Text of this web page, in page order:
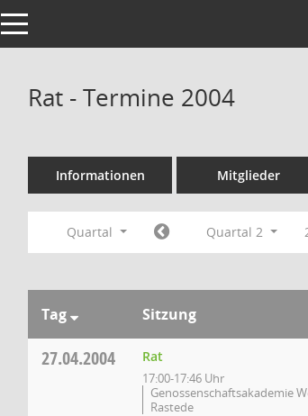
Toggle navigation
Rat - Termine 2004
Informationen Mitglieder
Quartal Quartal 2
Tag Sitzung
27.04.2004 Rat
17:00-17:46 Uhr
Genossenschaftsakademie
Rastede